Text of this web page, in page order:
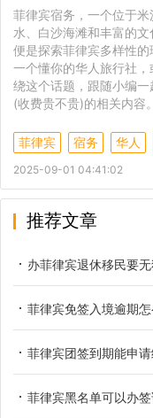
菲律宾宿务，一个位于
水、白沙海滩和丰富的
便是探索菲律宾多样性
一个懂你的华人旅行社
绕这个话题，跟随小编
(收费贵不贵)的相关内容。
菲律宾 宿务 华人
2025-09-01 04:41:02
推荐文章
办菲律宾退休移民要
菲律宾免签入境逾期
菲律宾团签到期能申
菲律宾黑名单可以办